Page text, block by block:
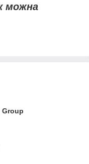
можна
Group